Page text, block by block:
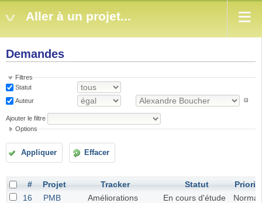
Aller à un projet...
Demandes
Filtres
Statut
Auteur
Ajouter le filtre
Options
Appliquer Effacer
# Projet Tracker Statut
16
PMB Améliorations En cours d'étude Normal